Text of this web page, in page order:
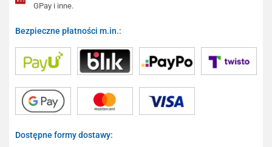
GPay i inne.
Bezpieczne płatności m.in.:
Dostępne formy dostawy: